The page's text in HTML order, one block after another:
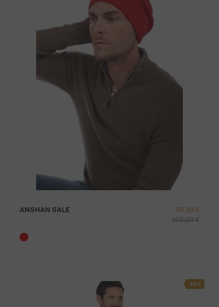
92,39 €
105,00 €
ANSHAN SALE
-19%